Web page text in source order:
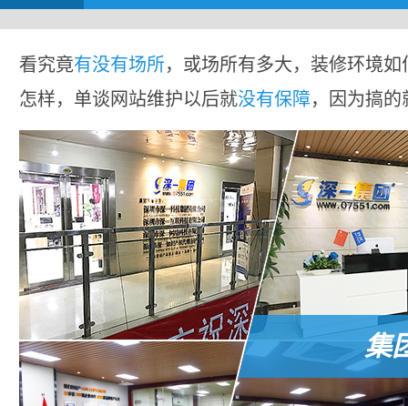
看究竟有没有场所，或场所有多大，装修环境
怎样，单谈网站维护以后就没有保障，因为搞
集